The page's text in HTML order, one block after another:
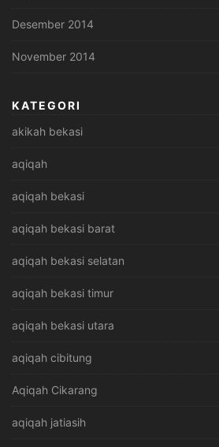
Desember 2014
November 2014
KATEGORI
akikah bekasi
aqiqah
aqiqah bekasi
aqiqah bekasi barat
aqiqah bekasi selatan
aqiqah bekasi timur
aqiqah bekasi utara
aqiqah cibitung
Aqiqah Cikarang
aqiqah jatiasih